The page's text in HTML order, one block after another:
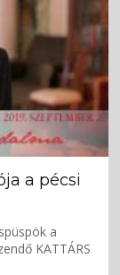
a pécsi
a
KATTÁRS